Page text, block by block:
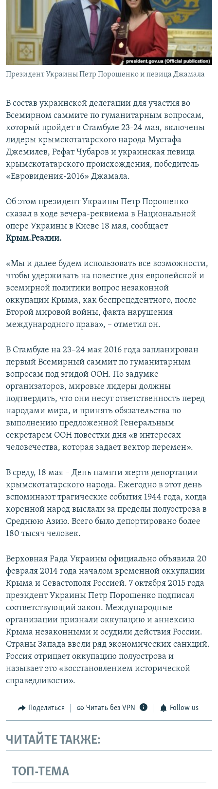
ПОБЕДИТЕЛЕЙ НЕ СУДЯТ?
КРЫМ.НЕПОКОРЕННЫЙ
ELIFBE
УКРАИНСКАЯ ПРОБЛЕМА КРЫМА
ПРИСОЕДИНЯЙТЕСЬ!
Все сайты RFE/RL
Президент Украины Петр Порошенко и певица Джамала
В состав украинской делегации для участия во
Всемирном саммите по гуманитарным вопросам,
который пройдет в Стамбуле 23-24 мая, включены
лидеры крымскотатарского народа Мустафа
Джемилев, Рефат Чубаров и украинская певица
крымскотатарского происхождения, победитель
«Евровидения-2016» Джамала.
Об этом президент Украины Петр Порошенко
сказал в ходе вечера-реквиема в Национальной
опере Украины в Киеве 18 мая, сообщает
Крым.Реалии.
«Мы и далее будем использовать все возможности,
чтобы удерживать на повестке дня европейской и
всемирной политики вопрос незаконной
оккупации Крыма, как беспрецедентного, после
Второй мировой войны, факта нарушения
международного права», – отметил он.
В Стамбуле на 23–24 мая 2016 года запланирован
первый Всемирный саммит по гуманитарным
вопросам под эгидой ООН. По задумке
организаторов, мировые лидеры должны
подтвердить, что они несут ответственность перед
народами мира, и принять обязательства по
выполнению предложенной Генеральным
секретарем ООН повестки дня «в интересах
человечества, которая задает вектор перемен».
В среду, 18 мая – День памяти жертв депортации
крымскотатарского народа. Ежегодно в этот день
вспоминают трагические события 1944 года, когда
коренной народ выслали за пределы полуострова в
Среднюю Азию. Всего было депортировано более
180 тысяч человек.
Верховная Рада Украины официально объявила 20
февраля 2014 года началом временной оккупации
Крыма и Севастополя Россией. 7 октября 2015 года
президент Украины Петр Порошенко подписал
соответствующий закон. Международные
организации признали оккупацию и аннексию
Крыма незаконными и осудили действия России.
Страны Запада ввели ряд экономических санкций.
Россия отрицает оккупацию полуострова и
называет это «восстановлением исторической
справедливости».
Поделиться Читать без VPN Follow us
ЧИТАЙТЕ ТАКЖЕ:
ТОП-ТЕМА